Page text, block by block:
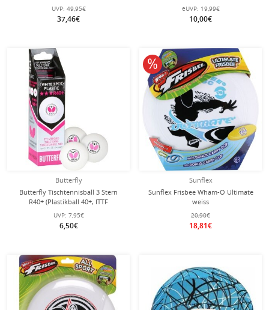
UVP: 49,95€
37,46€
eUVP: 19,99€
10,00€
Butterfly
Butterfly Tischtennisball 3 Stern
R40+ (Plastikball 40+, ITTF
zugelassen) weiss 3er
Kartonverpackung
UVP: 7,95€
6,50€
Sunflex
Sunflex Frisbee Wham-O Ultimate
weiss
20,90€
18,81€
10% reduziert